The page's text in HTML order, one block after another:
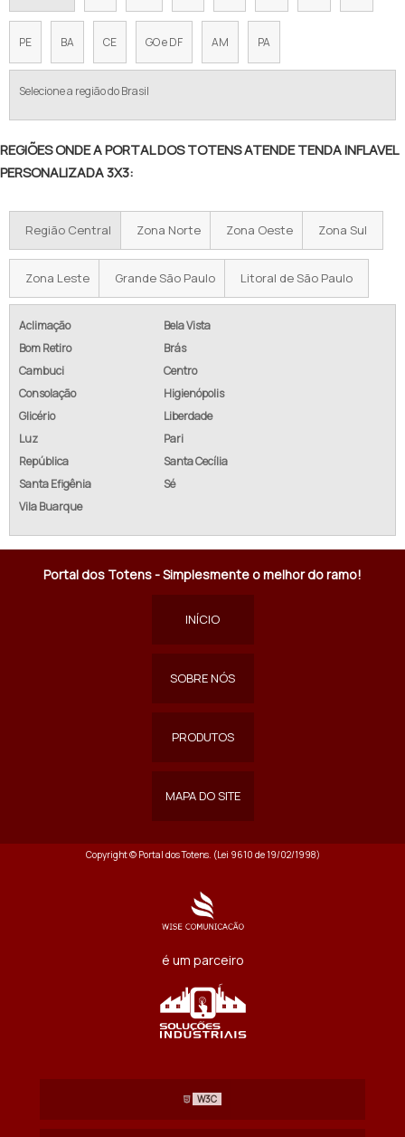
PE BA CE GO e DF AM PA
Selecione a região do Brasil
REGIÕES ONDE A PORTAL DOS TOTENS ATENDE TENDA INFLAVEL
PERSONALIZADA 3X3:
Região Central Zona Norte Zona Oeste Zona Sul
Zona Leste Grande São Paulo Litoral de São Paulo
Aclimação
Bela Vista
Bom Retiro
Brás
Cambuci
Centro
Consolação
Higienópolis
Glicério
Liberdade
Luz
Pari
República
Santa Cecília
Santa Efigênia
Sé
Vila Buarque
Portal dos Totens - Simplesmente o melhor do ramo!
INÍCIO
SOBRE NÓS
PRODUTOS
MAPA DO SITE
Copyright © Portal dos Totens. (Lei 9610 de 19/02/1998)
é um parceiro
W3C